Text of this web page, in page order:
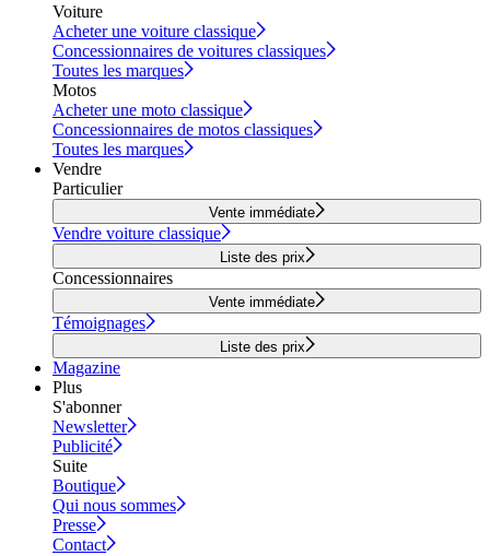
Voiture
Acheter une voiture classique
Concessionnaires de voitures classiques
Toutes les marques
Motos
Acheter une moto classique
Concessionnaires de motos classiques
Toutes les marques
Vendre
Particulier
Vente immédiate
Vendre voiture classique
Liste des prix
Concessionnaires
Vente immédiate
Témoignages
Liste des prix
Magazine
Plus
S'abonner
Newsletter
Publicité
Suite
Boutique
Qui nous sommes
Presse
Contact